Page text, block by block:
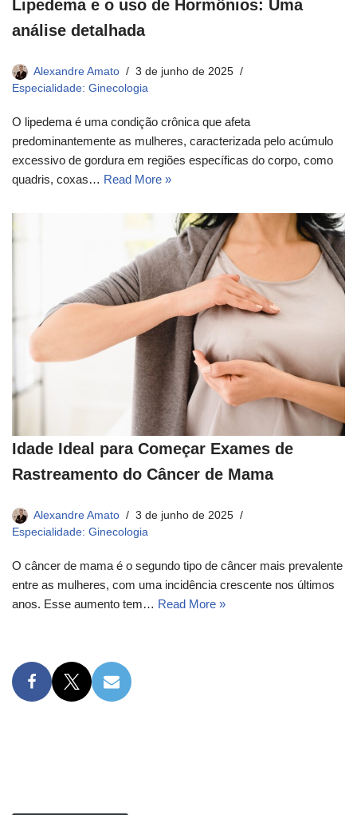
Lipedema e o uso de Hormônios: Uma
análise detalhada
Alexandre Amato
3 de junho de 2025
Especialidade: Ginecologia
O lipedema é uma condição crônica que afeta
predominantemente as mulheres, caracterizada pelo acúmulo
excessivo de gordura em regiões específicas do corpo, como
quadris, coxas… Read More »
Idade Ideal para Começar Exames de
Rastreamento do Câncer de Mama
Alexandre Amato
3 de junho de 2025
Especialidade: Ginecologia
O câncer de mama é o segundo tipo de câncer mais prevalente
entre as mulheres, com uma incidência crescente nos últimos
anos. Esse aumento tem… Read More »